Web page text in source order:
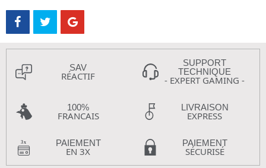
SAV
RÉACTIF
SUPPORT
TECHNIQUE
- EXPERT GAMING -
100%
FRANCAIS
LIVRAISON
EXPRESS
PAIEMENT
EN 3X
PAIEMENT
SÉCURISÉ